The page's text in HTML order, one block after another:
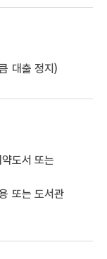
대출 정지)
도서 또는
또는 도서관